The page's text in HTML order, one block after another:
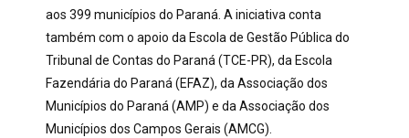
aos 399 municípios do Paraná. A iniciativa conta
também com o apoio da Escola de Gestão Pública do
Tribunal de Contas do Paraná (TCE-PR), da Escola
Fazendária do Paraná (EFAZ), da Associação dos
Municípios do Paraná (AMP) e da Associação dos
Municípios dos Campos Gerais (AMCG).